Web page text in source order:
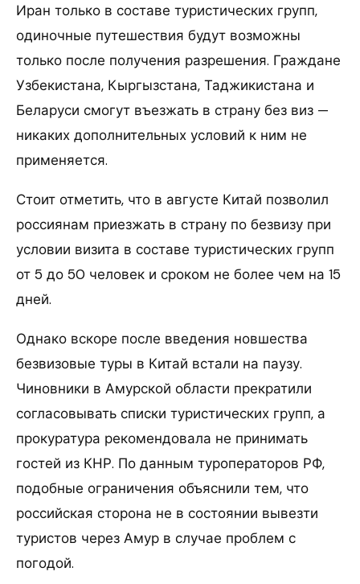
Иран только в составе туристических групп,
одиночные путешествия будут возможны
только после получения разрешения. Граждане
Узбекистана, Кыргызстана, Таджикистана и
Беларуси смогут въезжать в страну без виз —
никаких дополнительных условий к ним не
применяется.
Стоит отметить, что в августе Китай позволил
россиянам приезжать в страну по безвизу при
условии визита в составе туристических групп
от 5 до 50 человек и сроком не более чем на 15
дней.
Однако вскоре после введения новшества
безвизовые туры в Китай встали на паузу.
Чиновники в Амурской области прекратили
согласовывать списки туристических групп, а
прокуратура рекомендовала не принимать
гостей из КНР. По данным туроператоров РФ,
подобные ограничения объяснили тем, что
российская сторона не в состоянии вывезти
туристов через Амур в случае проблем с
погодой.